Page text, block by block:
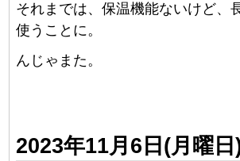
それまでは、保温機能ないけど、
使うことに。
んじゃまた。
2023年11月6日(月曜日